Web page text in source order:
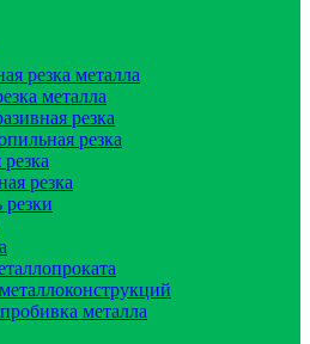
резка металла
металла
резка
резка
резка
резки
металла